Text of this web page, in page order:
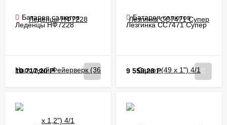
Батарея салютов
Леденцы НФ7228
10 717,20Р
Батарея салютов
Лезгинка CC7471 Супер
9 559,20Р